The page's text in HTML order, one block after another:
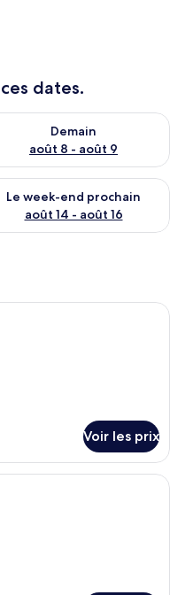
dates.
7 - août 8
Demain
août 8 - août 9
la disponibilité pour
end août 7 - août 9
Le week-end prochain
août 14 - août 16
la disponibilité pour
d’hôtel avec un lit,
Voir les prix
chambre d’hôtel avec un